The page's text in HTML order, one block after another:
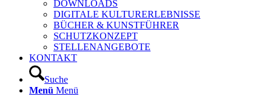
DOWNLOADS
DIGITALE KULTURERLEBNISSE
BÜCHER & KUNSTFÜHRER
SCHUTZKONZEPT
STELLENANGEBOTE
KONTAKT
Suche
Menü Menü